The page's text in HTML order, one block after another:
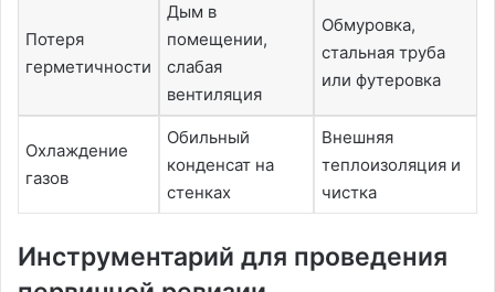
Потеря
герметичности
Дым в
помещении,
слабая
вентиляция
Обмуровка,
стальная труба
или футеровка
Охлаждение
газов
Обильный
конденсат на
стенках
Внешняя
теплоизоляция и
чистка
Инструментарий для проведения